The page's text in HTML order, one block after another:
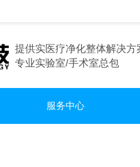
提供实医疗净化整体解决方
专业实验室/手术室总包
服务中心